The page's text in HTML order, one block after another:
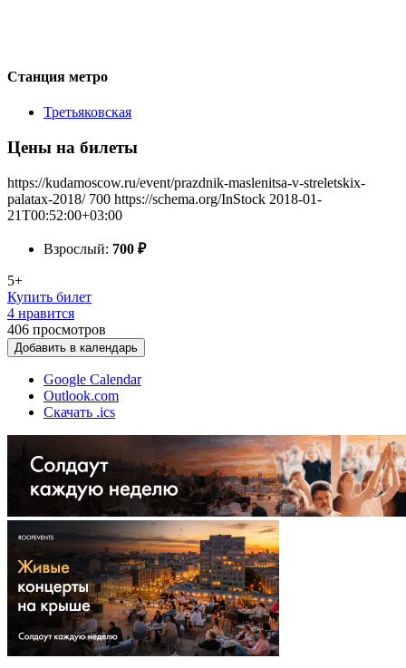
Станция метро
Третьяковская
Цены на билеты
https://kudamoscow.ru/event/prazdnik-maslenitsa-v-streletskix-
palatax-2018/ 700 https://schema.org/InStock 2018-01-
21T00:52:00+03:00
Взрослый: 700 ₽
5+
Купить билет
4 нравится
406 просмотров
Добавить в календарь
Google Calendar
Outlook.com
Скачать .ics